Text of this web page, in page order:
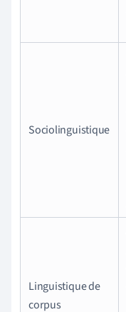
Sociolinguistique
Linguistique de
corpus